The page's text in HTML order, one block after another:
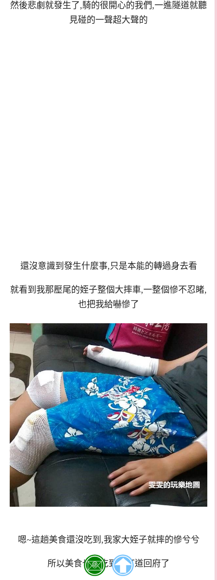
然後悲劇就發生了,騎的很開心的我們,一進隧道就聽
見碰的一聲超大聲的
還沒意識到發生什麼事,只是本能的轉過身去看
就看到我那壓尾的姪子整個大摔車,一整個慘不忍睹,
也把我給嚇慘了
嗯~這趟美食還沒吃到,我家大姪子就摔的慘兮兮
所以美食也沒吃到就打道回府了